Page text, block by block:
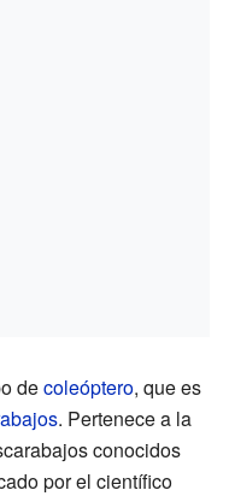
decoleóptero, que es
. Pertenece a la
conocidos
por el científico